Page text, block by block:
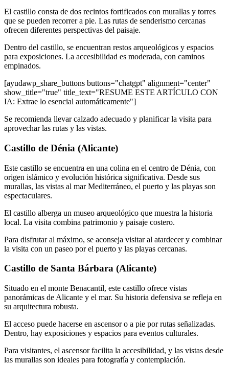
El castillo consta de dos recintos fortificados con murallas y torres
que se pueden recorrer a pie. Las rutas de senderismo cercanas
ofrecen diferentes perspectivas del paisaje.
Dentro del castillo, se encuentran restos arqueológicos y espacios
para exposiciones. La accesibilidad es moderada, con caminos
empinados.
[ayudawp_share_buttons buttons="chatgpt" alignment="center"
show_title="true" title_text="RESUME ESTE ARTÍCULO CON
IA: Extrae lo esencial automáticamente"]
Se recomienda llevar calzado adecuado y planificar la visita para
aprovechar las rutas y las vistas.
Castillo de Dénia (Alicante)
Este castillo se encuentra en una colina en el centro de Dénia, con
origen islámico y evolución histórica significativa. Desde sus
murallas, las vistas al mar Mediterráneo, el puerto y las playas son
espectaculares.
El castillo alberga un museo arqueológico que muestra la historia
local. La visita combina patrimonio y paisaje costero.
Para disfrutar al máximo, se aconseja visitar al atardecer y combinar
la visita con un paseo por el puerto y las playas cercanas.
Castillo de Santa Bárbara (Alicante)
Situado en el monte Benacantil, este castillo ofrece vistas
panorámicas de Alicante y el mar. Su historia defensiva se refleja en
su arquitectura robusta.
El acceso puede hacerse en ascensor o a pie por rutas señalizadas.
Dentro, hay exposiciones y espacios para eventos culturales.
Para visitantes, el ascensor facilita la accesibilidad, y las vistas desde
las murallas son ideales para fotografía y contemplación.